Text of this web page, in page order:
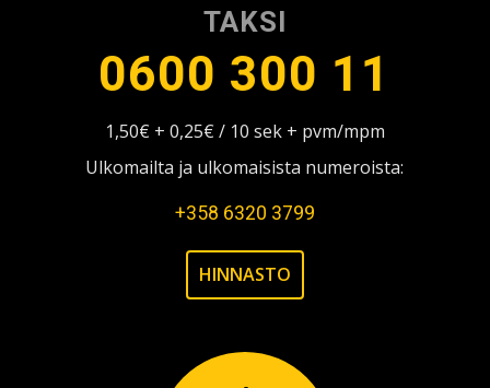
TAKSI
0600 300 11
1,50€ + 0,25€ / 10 sek + pvm/mpm
Ulkomailta ja ulkomaisista numeroista:
+358 6320 3799
HINNASTO